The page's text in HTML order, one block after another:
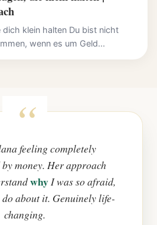
dich klein halten Du bist nicht
wenn es um Geld...
feeling completely
money. Her approach
whyI was so afraid,
about it. Genuinely life-
changing.